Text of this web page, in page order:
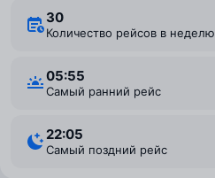
30
Количество рейсов в неделю
05:55
Самый ранний рейс
22:05
Самый поздний рейс